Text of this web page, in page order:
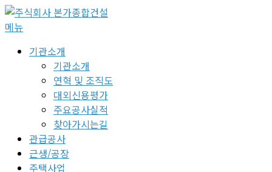
콘
텐
메뉴
기관소개
기관소개
연혁 및 조직도
대외신용평가
주요공사실적
찾아가시는길
관급공사
근생/공장
주택사업